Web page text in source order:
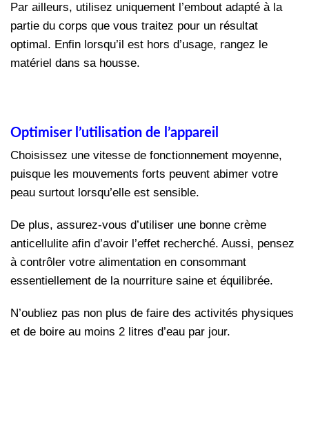
Par ailleurs, utilisez uniquement l’embout adapté à la
partie du corps que vous traitez pour un résultat
optimal. Enfin lorsqu’il est hors d’usage, rangez le
matériel dans sa housse.
Optimiser l’utilisation de l’appareil
Choisissez une vitesse de fonctionnement moyenne,
puisque les mouvements forts peuvent abimer votre
peau surtout lorsqu’elle est sensible.
De plus, assurez-vous d’utiliser une bonne crème
anticellulite afin d’avoir l’effet recherché. Aussi, pensez
à contrôler votre alimentation en consommant
essentiellement de la nourriture saine et équilibrée.
N’oubliez pas non plus de faire des activités physiques
et de boire au moins 2 litres d’eau par jour.